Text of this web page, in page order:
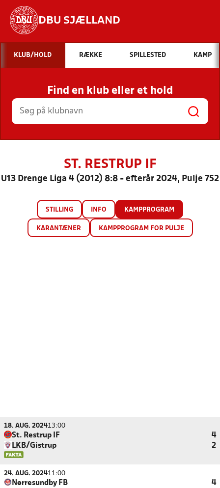
DBU SJÆLLAND
Hvad vil du søge efter?
INDHOLD OG NYHEDER
STILLINGER, RESULTATER, KLUBBER OG
HOLD
KLUB/HOLD RÆKKE SPILLESTED KAMP
Find en klub eller et hold
ST. RESTRUP IF
U13 Drenge Liga 4 (2012) 8:8 - efterår 2024, Pulje 752
STILLING INFO KAMPPROGRAM
KARANTÆNER KAMPPROGRAM FOR PULJE
18. AUG. 202413:00
St. Restrup IF
4
LKB/Gistrup
2
24. AUG. 202411:00
Nørresundby FB
4